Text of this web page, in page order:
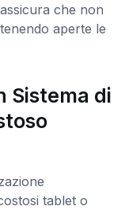
che non
aperte le
Sistema di
tablet o